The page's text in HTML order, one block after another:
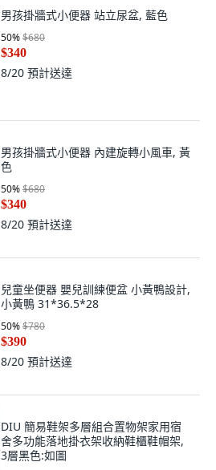
男孩掛牆式小便器 站立尿盆, 藍色
50%$680
$340
8/20 預計送達
男孩掛牆式小便器 內建旋轉小風車, 黃
色
50%$680
$340
8/20 預計送達
兒童坐便器 嬰兒訓練便盆 小黃鴨設計,
小黃鴨 31*36.5*28
50%$780
$390
8/20 預計送達
DIU 簡易鞋架多層組合置物架家用宿
舍多功能落地掛衣架收納鞋櫃鞋帽架,
3層黑色:如圖